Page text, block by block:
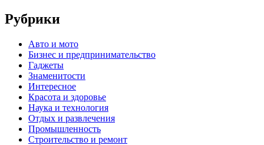
Рубрики
Авто и мото
Бизнес и предпринимательство
Гаджеты
Знаменитости
Интересное
Красота и здоровье
Наука и технология
Отдых и развлечения
Промышленность
Строительство и ремонт